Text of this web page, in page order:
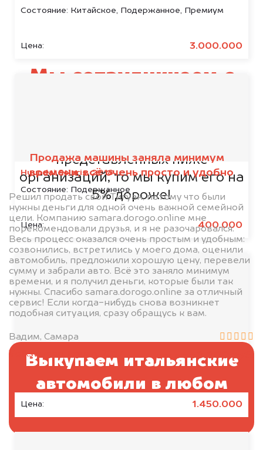
Состояние: Китайское, Подержанное, Премиум
Цена: 3.000.000
Hyundai Solaris, 2018
Состояние: Подержанное
Цена: 400.000
Состояние:Подержанное
Цена: 1.450.000
Продажа машины заняла минимум
времени, всё очень просто и удобно
Решил продать свой Тигуан, потому что были
нужны деньги для одной очень важной семейной
цели. Компанию samara.dorogo.online мне
порекомендовали друзья, и я не разочаровался.
Весь процесс оказался очень простым и удобным:
созвонились, встретились у моего дома, оценили
автомобиль, предложили хорошую цену, перевели
сумму и забрали авто. Всё это заняло минимум
времени, и я получил деньги, которые были так
нужны. Спасибо samara.dorogo.online за отличный
сервис! Если когда-нибудь снова возникнет
подобная ситуация, сразу обращусь к вам.
Вадим, Самара
Volkswagen Tiguan, 2017
цена550.000 руб.
Мы сотрудничаем с
представленных ниже
организаций, то мы купим его на
5% дороже!
Выкупаем итальянские
автомобили в любом